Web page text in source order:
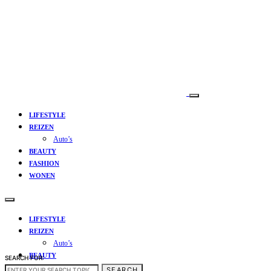
LIFESTYLE
REIZEN
Auto’s
BEAUTY
FASHION
WONEN
LIFESTYLE
REIZEN
Auto’s
BEAUTY
FASHION
SEARCH FOR: